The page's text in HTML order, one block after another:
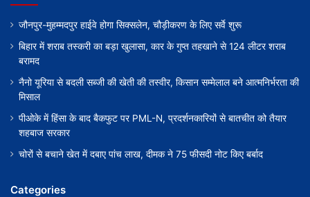
जौनपुर-मुहम्मदपुर हाईवे होगा सिक्सलेन, चौड़ीकरण के लिए सर्वे शुरू
बिहार में शराब तस्करी का बड़ा खुलासा, कार के गुप्त तहखाने से 124 लीटर शराब
बरामद
नैनो यूरिया से बदली सब्जी की खेती की तस्वीर, किसान सम्मेलाल बने आत्मनिर्भरता की
मिसाल
पीओके में हिंसा के बाद बैकफुट पर PML-N, प्रदर्शनकारियों से बातचीत को तैयार
शहबाज सरकार
चोरों से बचाने खेत में दबाए पांच लाख, दीमक ने 75 फीसदी नोट किए बर्बाद
Categories